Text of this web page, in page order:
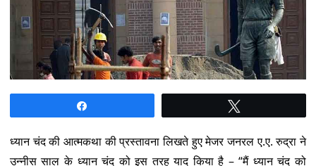
ध्यान चंद की आत्मकथा की प्रस्तावना लिखते हुए मेजर जनरल ए.ए. रुद्रा ने
उन्नीस साल के ध्यान चंद को इस तरह याद किया है – “मैं ध्यान चंद को